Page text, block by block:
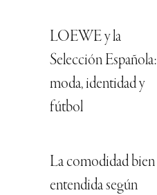
LOEWE y la
Selección Española:
moda, identidad y
fútbol
La comodidad bien
entendida según